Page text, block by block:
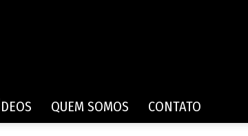
QUEM SOMOS CONTATO